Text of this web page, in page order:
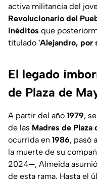
activa militancia del
Revolucionario del
inéditos que
titulado 'Alejandro, por
El legado
de Plaza de
A partir del año 1979,
de las Madres de Plaza
ocurrida en 1986, pasó
la muerte de su
2024—, Almeida
de esta rama. Hasta el